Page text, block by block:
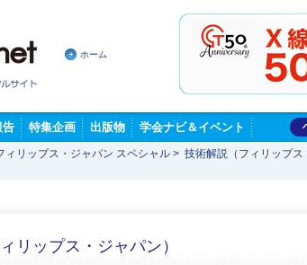
ホーム
告 特集企画 出版物 学会ナビ＆イベント
ィリップス・ジャパン スペシャル > 技術解説（フィリップス
リップス・ジャパン）